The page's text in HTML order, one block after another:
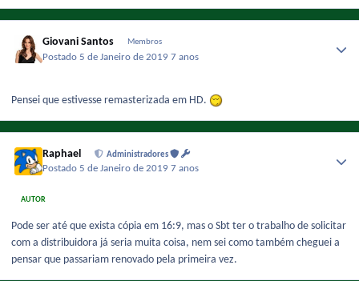
Giovani Santos Membros
Postado 5 de Janeiro de 20197 anos
Pensei que estivesse remasterizada em HD.
Raphael Administradores
Postado 5 de Janeiro de 2019 7 anos
AUTOR
Pode ser até que exista cópia em 16:9, mas o Sbt ter o trabalho de solicitar
com a distribuidora já seria muita coisa, nem sei como também cheguei a
pensar que passariam renovado pela primeira vez.